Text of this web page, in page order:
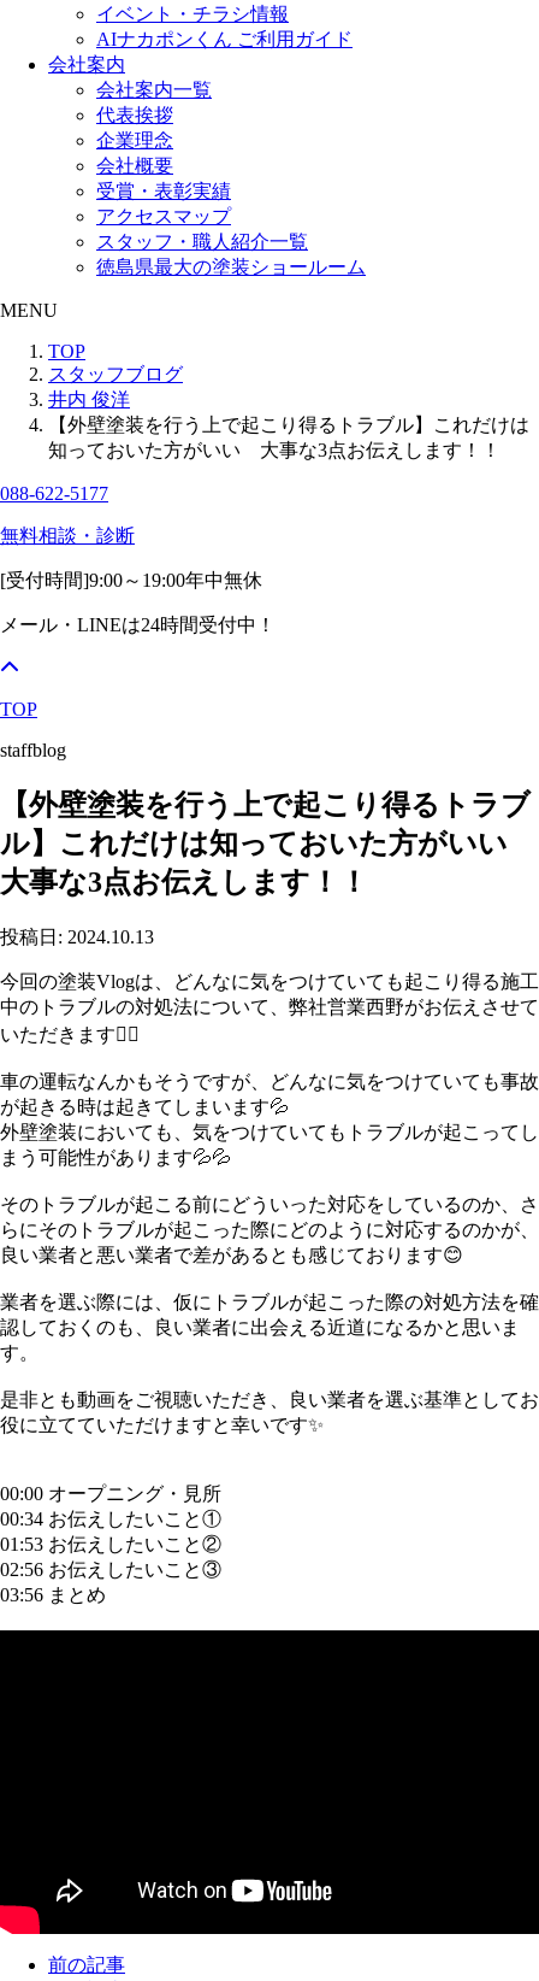
イベント・チラシ情報
AIナカポンくん ご利用ガイド
会社案内
会社案内一覧
代表挨拶
企業理念
会社概要
受賞・表彰実績
アクセスマップ
スタッフ・職人紹介一覧
徳島県最大の塗装ショールーム
MENU
TOP
スタッフブログ
井内 俊洋
【外壁塗装を行う上で起こり得るトラブル】これだけは
知っておいた方がいい 大事な3点お伝えします！！
088-622-5177
無料相談・診断
[受付時間]9:00～19:00年中無休
メール・LINEは24時間受付中！
TOP
staffblog
【外壁塗装を行う上で起こり得るトラブ
ル】これだけは知っておいた方がいい
大事な3点お伝えします！！
投稿日: 2024.10.13
今回の塗装Vlogは、どんなに気をつけていても起こり得る施工
中のトラブルの対処法について、弊社営業西野がお伝えさせて
いただきます🙇‍♀️
車の運転なんかもそうですが、どんなに気をつけていても事故
が起きる時は起きてしまいます💦
外壁塗装においても、気をつけていてもトラブルが起こってし
まう可能性があります💦💦
そのトラブルが起こる前にどういった対応をしているのか、さ
らにそのトラブルが起こった際にどのように対応するのかが、
良い業者と悪い業者で差があるとも感じております😊
業者を選ぶ際には、仮にトラブルが起こった際の対処方法を確
認しておくのも、良い業者に出会える近道になるかと思いま
す。
是非とも動画をご視聴いただき、良い業者を選ぶ基準としてお
役に立てていただけますと幸いです✨
00:00 オープニング・見所
00:34 お伝えしたいこと①
01:53 お伝えしたいこと②
02:56 お伝えしたいこと③
03:56 まとめ
前の記事